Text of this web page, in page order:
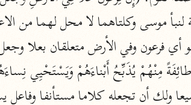
البحر المحيط
أبو حيان (٧٤٥ هـ)
نحو ١٦ مجلدًا
التفسير البسيط
الواحدي (٤٦٨ هـ)